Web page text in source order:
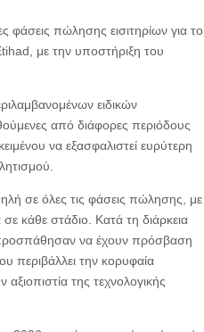
φάσεις πώλησης εισιτηρίων για το
με την υποστήριξη του
ειδικών
από διάφορες περιόδους
να εξασφαλιστεί ευρύτερη
σε όλες τις φάσεις πώλησης, με
σε κάθε στάδιο. Κατά τη διάρκεια
να έχουν πρόσβαση
περιβάλλει την κορυφαία
της τεχνολογικής